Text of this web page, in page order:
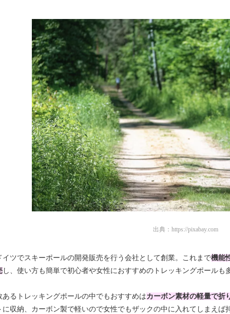
出典： https://pixabay.com
イツでスキーポールの開発販売を行う会社として創業。これまで機能
し、使い方も簡単で初心者や女性におすすめのトレッキングポールも
あるトレッキングポールの中でもおすすめはカーボン素材の軽量で折
に収納、カーボン製で軽いので女性でもザックの中に入れてしまえば